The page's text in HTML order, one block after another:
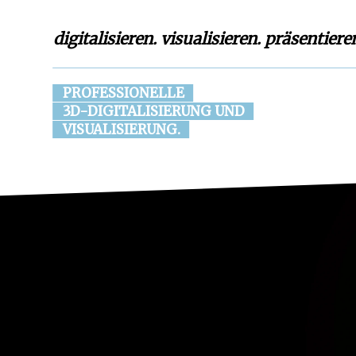
digitalisieren. visualisieren.
PROFESSIONELLE
3D-DIGITALISIERUNG UND
VISUALISIERUNG.